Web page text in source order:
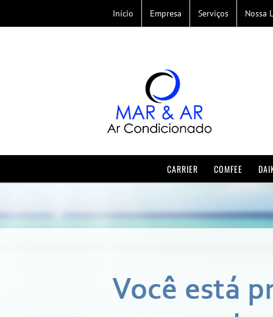
content
Início Empresa Serviços Nossa
CARRIER COMFEE